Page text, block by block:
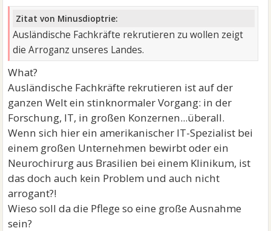
Zitat von Minusdioptrie:
Ausländische Fachkräfte rekrutieren zu wollen zeigt
die Arroganz unseres Landes.
What?
Ausländische Fachkräfte rekrutieren ist auf der
ganzen Welt ein stinknormaler Vorgang: in der
Forschung, IT, in großen Konzernen...überall.
Wenn sich hier ein amerikanischer IT-Spezialist bei
einem großen Unternehmen bewirbt oder ein
Neurochirurg aus Brasilien bei einem Klinikum, ist
das doch auch kein Problem und auch nicht
arrogant?!
Wieso soll da die Pflege so eine große Ausnahme
sein?